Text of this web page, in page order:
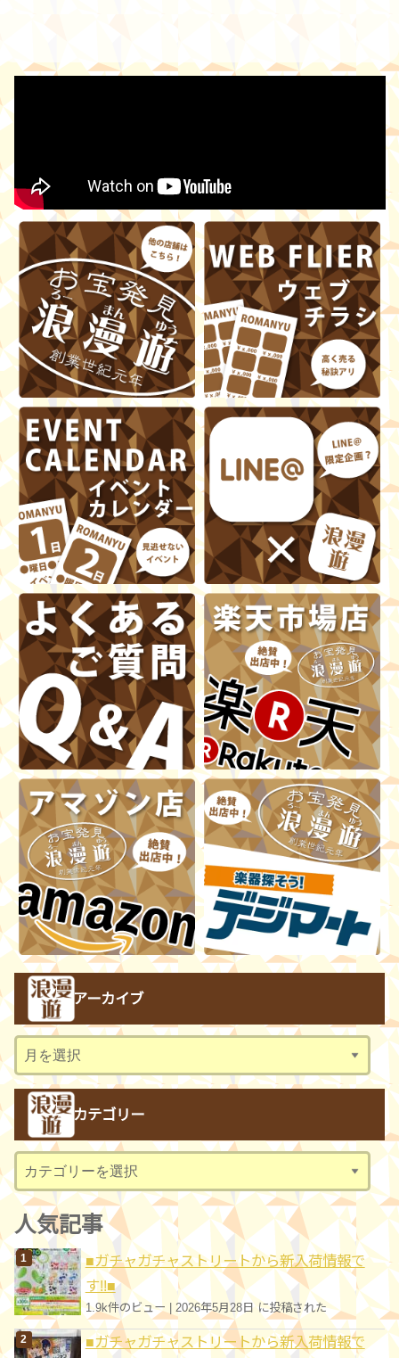
アーカイブ
ー
イ
ブ
カテゴリー
テ
ゴ
リ
ー
人気記事
■ガチャガチャストリートから新入荷情報で
す!!■
1.9k件のビュー 2026年5月28日 に投稿された
■ガチャガチャストリートから新入荷情報で